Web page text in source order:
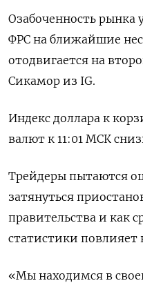
Озабоченность рынка
ФРС на ближайшие
отодвигается на
Сикамор из IG.
Индекс доллара к
валют к 11:01 МСК
Трейдеры пытаются
затянуться
правительства и как
статистики повлияет
«Мы находимся в